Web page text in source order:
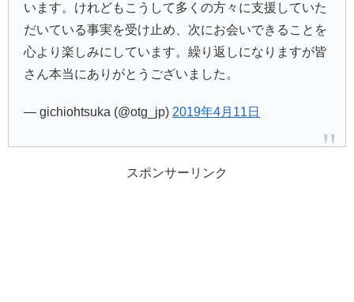
います。けれどもこうして多くの方々に支援していた
だいている事実を受け止め、次にお会いできることを
心より楽しみにしています。繰り返しになりますが皆
さん本当にありがとうございました。
— gichiohtsuka (@otg_jp) 2019年4月11日
スポンサーリンク